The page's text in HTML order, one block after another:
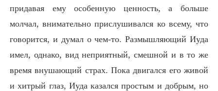
придавая ему особенную ценность, а больше
молчал, внимательно прислушивался ко всему, что
говорится, и думал о чем-то. Размышляющий Иуда
имел, однако, вид неприятный, смешной и в то же
время внушающий страх. Пока двигался его живой
и хитрый глаз, Иуда казался простым и добрым, но